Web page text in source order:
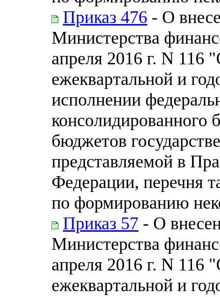
Приказ 476 - О
Министерства
апреля 2016 г. N 116
ежеквартальной и
исполнении
консолидированного
бюджетов
представляемой в
Федерации, перечня
по формированию
Приказ 57 - О
Министерства
апреля 2016 г. N 116
ежеквартальной и